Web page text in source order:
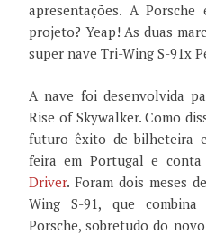
apresentações. A
projeto? Yeap! As duas
super nave Tri-Wing S-91x
A nave foi desenvolvida
Rise of Skywalker. Como
futuro êxito de bilheteira
feira em Portugal e conta
Driver. Foram dois meses
Wing S-91, que
Porsche, sobretudo do